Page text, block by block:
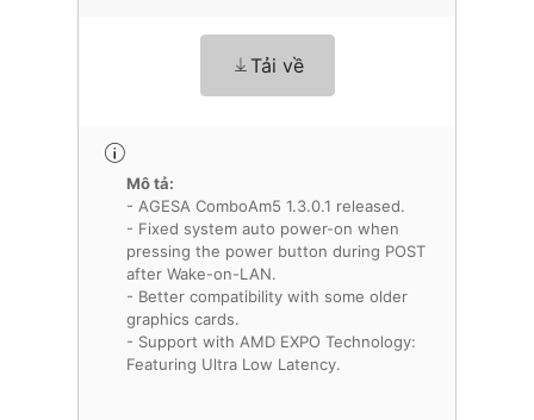
Tải về
Mô tả:
- AGESA ComboAm5 1.3.0.1 released.
- Fixed system auto power-on when
pressing the power button during POST
after Wake-on-LAN.
- Better compatibility with some older
graphics cards.
- Support with AMD EXPO Technology:
Featuring Ultra Low Latency.